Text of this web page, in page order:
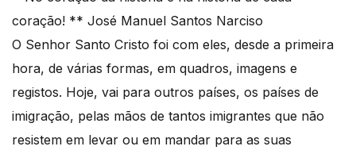
O Senhor Santo Cristo foi com eles, desde a primeira
hora, de várias formas, em quadros, imagens e
registos. Hoje, vai para outros países, os países de
imigração, pelas mãos de tantos imigrantes que não
resistem em levar ou em mandar para as suas